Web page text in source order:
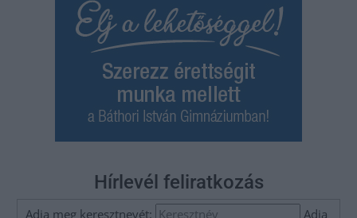
Hírlevél feliratkozás
Adja meg keresztnevét:
Adja